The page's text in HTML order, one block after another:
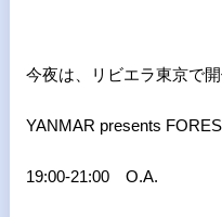
今夜は、 リビエラ東京で
YANMAR presents
19:00-21:00 O.A.